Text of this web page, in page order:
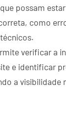
possam
como
verificar a
e identificar
a visibilidade